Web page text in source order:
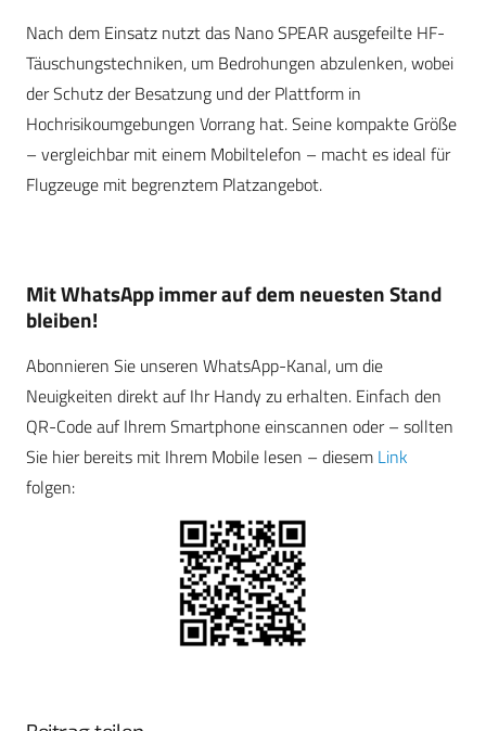
Nach dem Einsatz nutzt das Nano SPEAR ausgefeilte HF-
Täuschungstechniken, um Bedrohungen abzulenken, wobei
der Schutz der Besatzung und der Plattform in
Hochrisikoumgebungen Vorrang hat. Seine kompakte Größe
– vergleichbar mit einem Mobiltelefon – macht es ideal für
Flugzeuge mit begrenztem Platzangebot.
Mit WhatsApp immer auf dem neuesten Stand
bleiben!
Abonnieren Sie unseren WhatsApp-Kanal, um die
Neuigkeiten direkt auf Ihr Handy zu erhalten. Einfach den
QR-Code auf Ihrem Smartphone einscannen oder – sollten
Sie hier bereits mit Ihrem Mobile lesen – diesem Link
folgen: